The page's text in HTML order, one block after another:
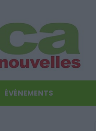
ÉVÉNEMENTS